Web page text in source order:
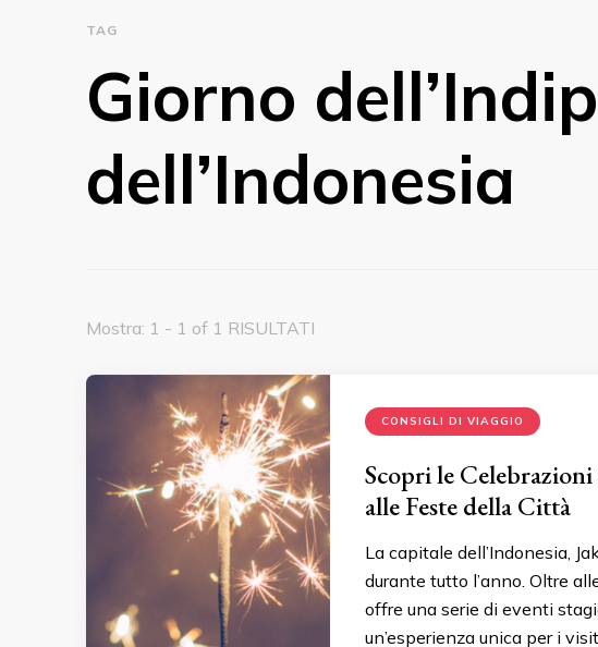
TAG
Giorno
dell’Indonesia
Mostra: 1 - 1 of 1 RISULTATI
CONSIGLI DI VIAGGIO
Scopri le
alle Feste della Città
La capitale dell’Indonesia,
durante tutto l’anno. Oltre
offre una serie di eventi
un’esperienza unica per i